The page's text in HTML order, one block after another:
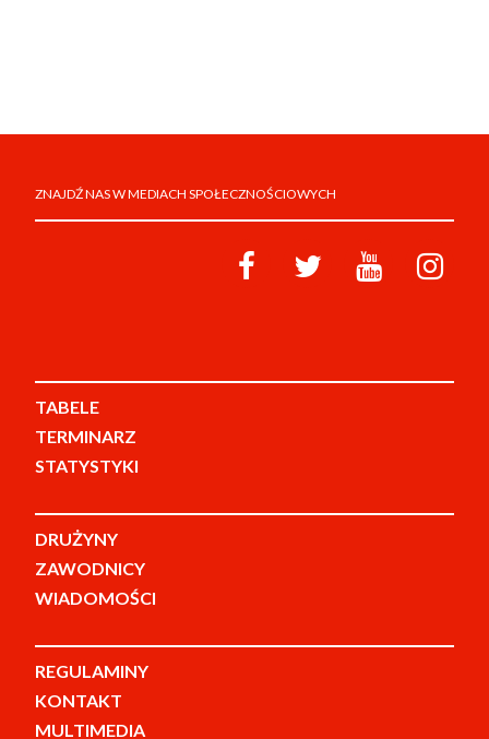
ZNAJDŹ NAS W MEDIACH SPOŁECZNOŚCIOWYCH
TABELE
TERMINARZ
STATYSTYKI
DRUŻYNY
ZAWODNICY
WIADOMOŚCI
REGULAMINY
KONTAKT
MULTIMEDIA